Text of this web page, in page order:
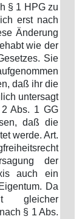
§ 1 HPG zu
erst nach
Änderung
wie der
Sie
daß ihr die
untersagt
Abs. 1 GG
daß die
werde. Art.
der
auch ein
Da
gleicher
§ 1 Abs.